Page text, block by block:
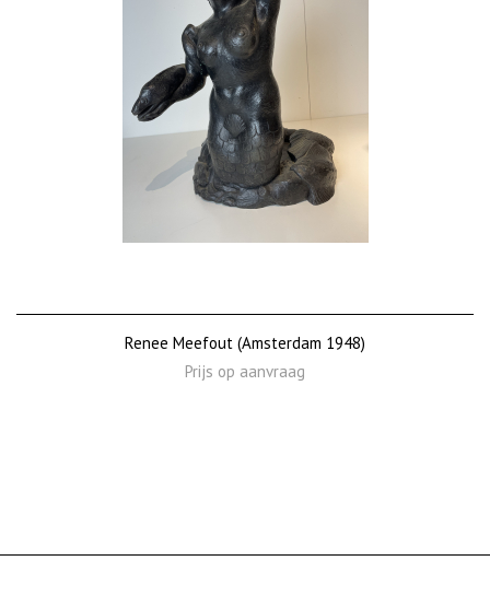
Renee Meefout (Amsterdam 1948)
Prijs op aanvraag